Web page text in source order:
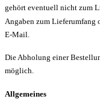
gehört eventuell nicht zum
Angaben zum Lieferumfang
E-Mail.
Die Abholung einer
möglich.
Allgemeines